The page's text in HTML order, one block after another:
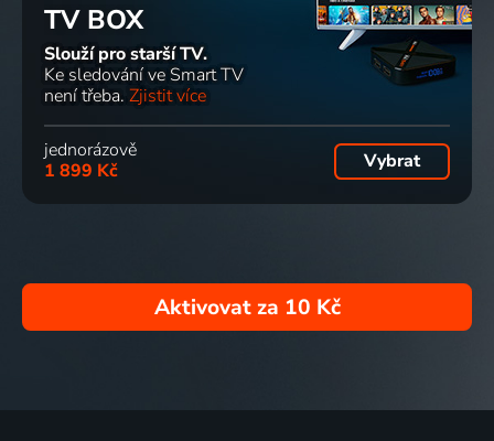
TV BOX
Slouží pro starší TV.
Ke sledování ve Smart TV
není třeba. Zjistit více
jednorázově
1 899 Kč
Vybrat
Aktivovat za 10 Kč